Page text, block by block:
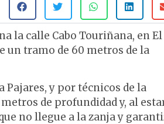
la calle Cabo Touriñana, en El
un tramo de 60 metros de la
Pajares, y por técnicos de la
de profundidad y, al
no llegue a la zanja y